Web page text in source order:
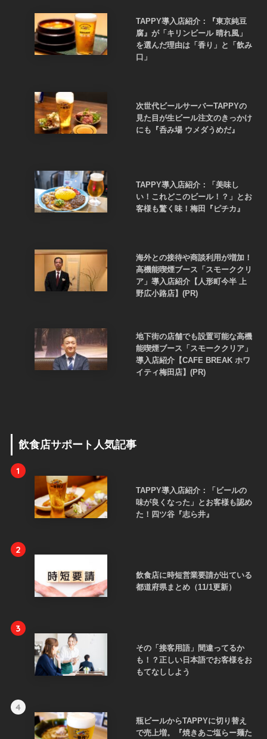
TAPPY導入店紹介：『東京純豆
腐』が「キリンビール 晴れ風」
を選んだ理由は「香り」と「飲み
口」
次世代ビールサーバーTAPPYの
見た目が生ビール注文のきっかけ
にも『呑み場 ウメダうめだ』
TAPPY導入店紹介：「美味し
い！これどこのビール！？」とお
客様も驚く味！梅田『ピチカ』
海外との接待や商談利用が増加！
高機能喫煙ブース「スモーククリ
ア」導入店紹介【人形町今半 上
野広小路店】(PR)
地下街の店舗でも設置可能な高機
能喫煙ブース「スモーククリア」
導入店紹介【CAFE BREAK ホワ
イティ梅田店】(PR)
飲食店サポート人気記事
1
TAPPY導入店紹介：「ビールの
味が良くなった」とお客様も認め
た！四ツ谷『志ら井』
2
飲食店に時短営業要請が出ている
都道府県まとめ（11/1更新）
3
その「接客用語」間違ってるか
も！？正しい日本語でお客様をお
もてなししよう
4
瓶ビールからTAPPYに切り替え
で売上増。『焼きあご塩らー麺た